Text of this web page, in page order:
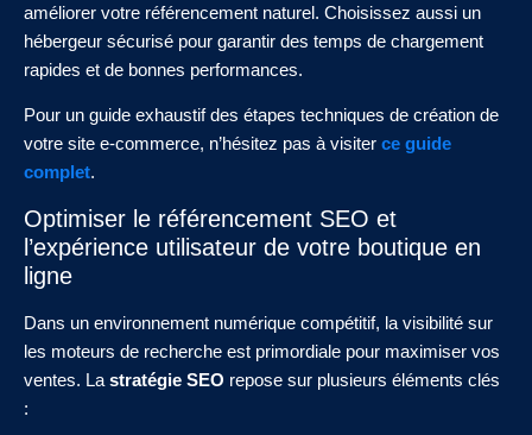
améliorer votre référencement naturel. Choisissez aussi un
hébergeur sécurisé pour garantir des temps de chargement
rapides et de bonnes performances.
Pour un guide exhaustif des étapes techniques de création de
votre site e-commerce, n’hésitez pas à visiter ce guide
complet.
Optimiser le référencement SEO et
l’expérience utilisateur de votre boutique en
ligne
Dans un environnement numérique compétitif, la visibilité sur
les moteurs de recherche est primordiale pour maximiser vos
ventes. La stratégie SEO repose sur plusieurs éléments clés
: